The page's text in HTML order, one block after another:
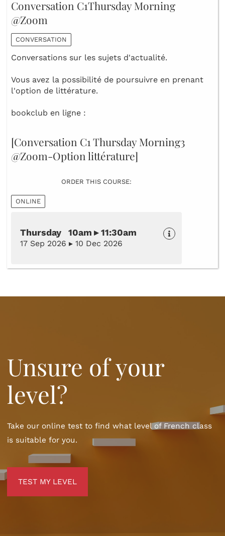
Conversation C1Thursday Morning
@Zoom
CONVERSATION
Conversations sur les sujets d'actualité.
Vous avez la possibilité de poursuivre en prenant
l'option de littérature.
bookclub en ligne :
[Conversation C1 Thursday Morning3
@Zoom-Option littérature]
ORDER THIS COURSE:
ONLINE
Thursday 10am ▸ 11:30am
17 Sep 2026 ▸ 10 Dec 2026
Unsure of your
level?
Take our online test to find what level of French class
is suitable for you.
TEST MY LEVEL